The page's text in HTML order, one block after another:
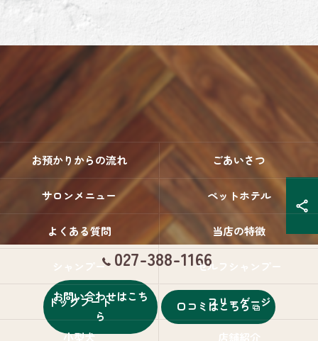
027-388-1166
お問い合わせはこち
ら
口コミはこちら
お預かりからの流れ ごあいさつ
サロンメニュー ペットホテル
よくある質問 当店の特徴
シャンプー セルフシャンプー
ドッグフード フリーゲージ
小型犬 店舗紹介